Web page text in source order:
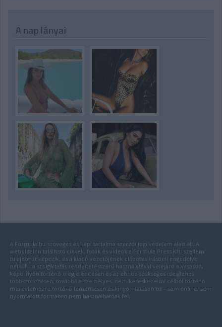
A nap lányai
A Formula.hu szöveges és képi tartalma szerzői jogi védelem alatt áll. A
weboldalon található cikkek, fotók és videók a Formula Press Kft. szellemi
tulajdonát képezik, és a kiadó vezetőjének előzetes írásbeli engedélye
nélkül – a szolgáltatás rendeltetésszerű használatával velejáró olvasáson,
képernyőn történő megjelenítésen és az ehhez szükséges ideiglenes
többszörözésen, továbbá a személyes, nem-kereskedelmi célból történő
merevlemezre történő lementésen és kinyomtatáson túl - sem online, sem
nyomtatott formában nem használhatóak fel.